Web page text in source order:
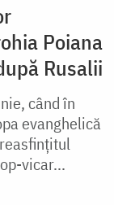
Poiana
Rusalii
când în
evanghelică
vicar...